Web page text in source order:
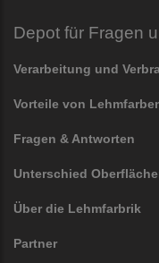
Depot für Fragen
Verarbeitung und
Vorteile von
Fragen & Antworten
Unterschied
Über die Lehmfarbrik
Partner